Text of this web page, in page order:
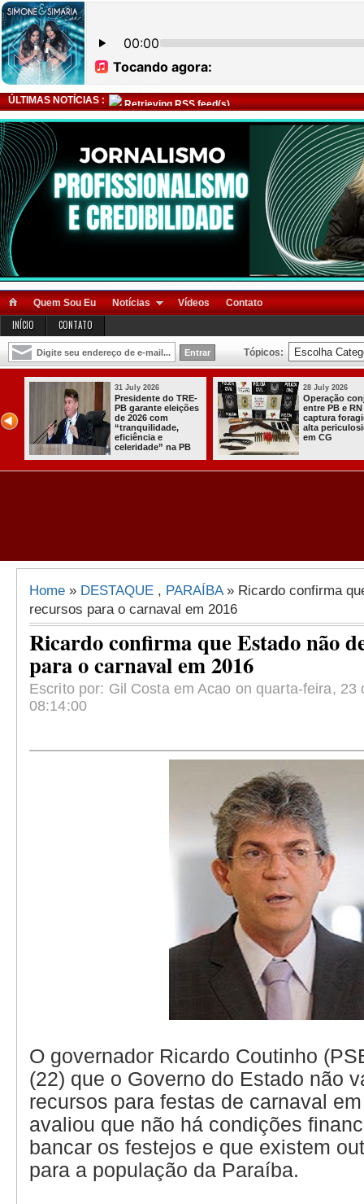
ÚLTIMAS NOTÍCIAS : Retrieving RSS feed(s)
Quem Sou Eu Notícias Vídeos Contato
INÍCIO CONTATO
Tópicos:
31 July 2026
Presidente do TRE-
PB garante eleições
de 2026 com
“tranquilidade,
eficiência e
celeridade” na PB
28 July 2026
Operação
entre PB e RN
captura
alta
em CG
Home » DESTAQUE , PARAÍBA» Ricardo confirma
recursos para o carnaval em 2016
Ricardo confirma que Estado não
para o carnaval em 2016
Escrito por: Gil Costa em Acao on quarta-feira, 23
08:14:00
O governador Ricardo Coutinho
(22) que o Governo do Estado não
recursos para festas de carnaval
avaliou que não há condições
bancar os festejos e que existem
para a população da Paraíba.